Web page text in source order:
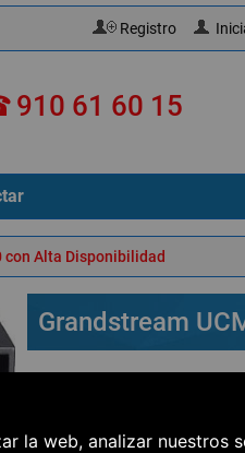
la web, analizar
Registro
910 61 60 15
con Alta Disponibilidad
Grandstream
Centralita IP con alta